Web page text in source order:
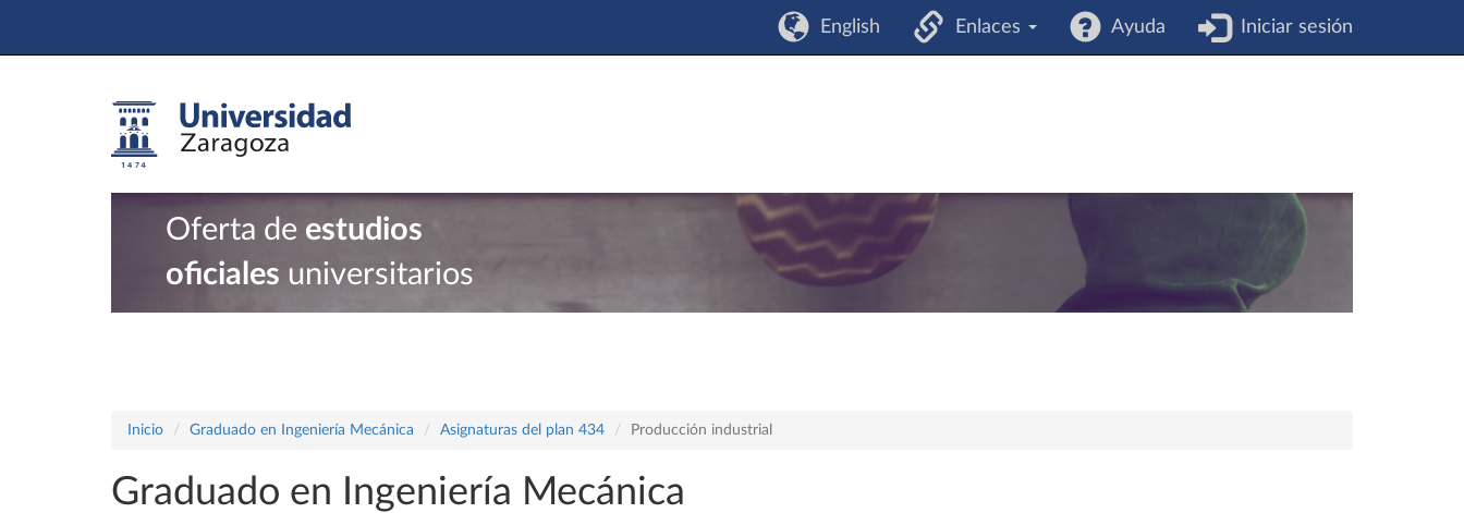
English Enlaces Ayuda Iniciar sesión
Oferta de estudios
oficiales universitarios
Inicio Graduado en Ingeniería Mecánica Asignaturas del plan 434 Producción industrial
Graduado en Ingeniería Mecánica